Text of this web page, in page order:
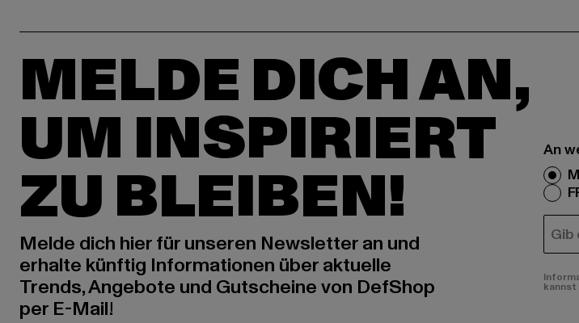
MELDE DICH AN,
UM INSPIRIERT
ZU BLEIBEN!
Melde dich hier für unseren Newsletter an und
erhalte künftig Informationen über aktuelle
Trends, Angebote und Gutscheine von DefShop
per E-Mail!
An
E-